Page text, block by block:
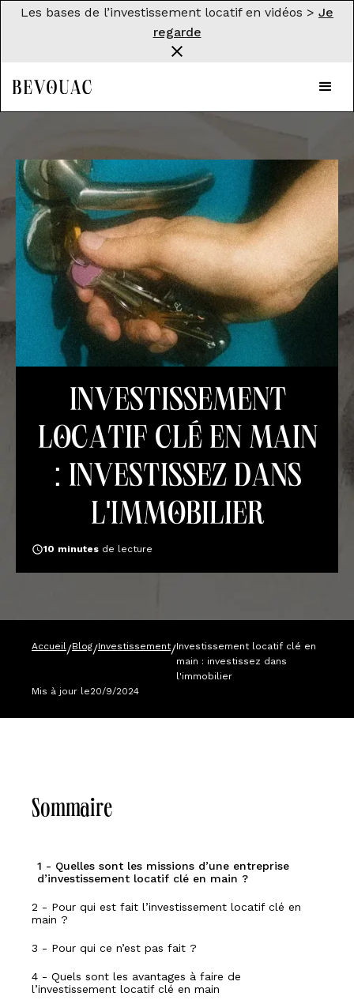
Les bases de l’investissement locatif en vidéos > Je
regarde
Investissement
locatif clé en main
: investissez dans
l'immobilier
10 minutes de lecture
Accueil/Blog/Investissement/Investissement locatif clé en
main : investissez dans
l'immobilier
Mis à jour le20/9/2024
Sommaire
1 - Quelles sont les missions d’une entreprise
d’investissement locatif clé en main ?
2 - Pour qui est fait l’investissement locatif clé en
main ?
3 - Pour qui ce n’est pas fait ?
4 - Quels sont les avantages à faire de
l’investissement locatif clé en main